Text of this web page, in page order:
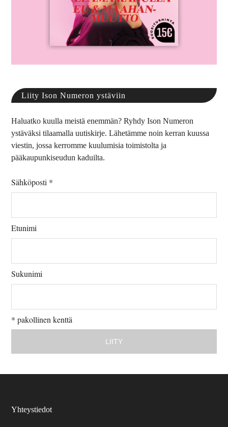
Liity Ison Numeron ystäviin
Haluatko kuulla meistä enemmän? Ryhdy Ison Numeron
ystäväksi tilaamalla uutiskirje. Lähetämme noin kerran kuussa
viestin, jossa kerromme kuulumisia toimistolta ja
pääkaupunkiseudun kaduilta.
Sähköposti *
Etunimi
Sukunimi
* pakollinen kenttä
Yhteystiedot